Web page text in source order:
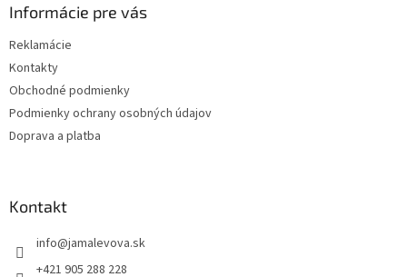
Informácie pre vás
Reklamácie
Kontakty
Obchodné podmienky
Podmienky ochrany osobných údajov
Doprava a platba
Kontakt
info@jamalevova.sk
+421 905 288 228